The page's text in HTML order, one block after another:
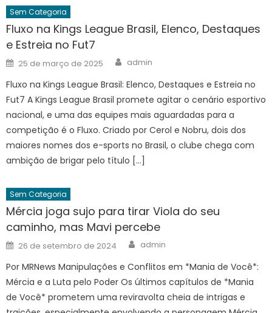
Sem Categoria
Fluxo na Kings League Brasil, Elenco, Destaques
e Estreia no Fut7
Posted
on
25 de março de 2025 Author
admin
Fluxo na Kings League Brasil: Elenco, Destaques e Estreia no
Fut7 A Kings League Brasil promete agitar o cenário esportivo
nacional, e uma das equipes mais aguardadas para a
competição é o Fluxo. Criado por Cerol e Nobru, dois dos
maiores nomes dos e-sports no Brasil, o clube chega com
ambição de brigar pelo título […]
Sem Categoria
Mércia joga sujo para tirar Viola do seu
caminho, mas Mavi percebe
Posted
on
26 de setembro de 2024 Author
admin
Por MRNews Manipulações e Conflitos em *Mania de Você*:
Mércia e a Luta pelo Poder Os últimos capítulos de *Mania
de Você* prometem uma reviravolta cheia de intrigas e